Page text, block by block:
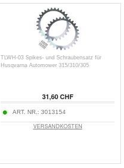
TLWH-03 Spikes- und Schraubensatz für
Husqvarna Automower 315/310/305
31,60 CHF
ART. NR.: 3013154
VERSANDKOSTEN